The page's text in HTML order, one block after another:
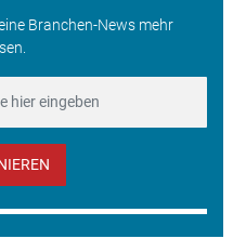
Branchen-News mehr